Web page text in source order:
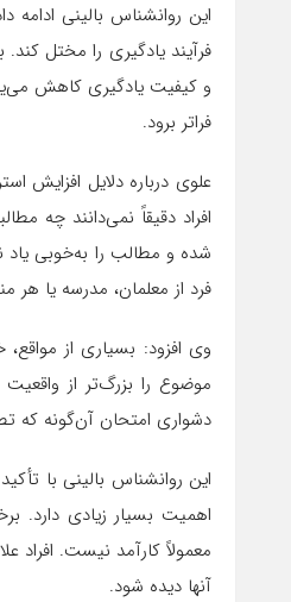
این روانشناس بالینی
فرآیند یادگیری را مختل
و کیفیت یادگیری کاهش
فراتر برود.
علوی درباره دلایل
افراد دقیقاً نمی‌دانند چه
شده و مطالب را به‌خوبی یاد
فرد از معلمان، مدرسه یا هر
وی افزود: بسیاری از
موضوع را بزرگ‌تر از
دشواری امتحان آن‌گونه که
این روانشناس بالینی با
اهمیت بسیار زیادی دارد.
معمولاً کارآمد نیست. افراد
آنها دیده شود.